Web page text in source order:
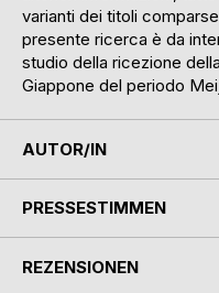
varianti dei titoli
presente ricerca è da
studio della ricezione
Giappone del periodo
AUTOR/IN
PRESSESTIMMEN
REZENSIONEN